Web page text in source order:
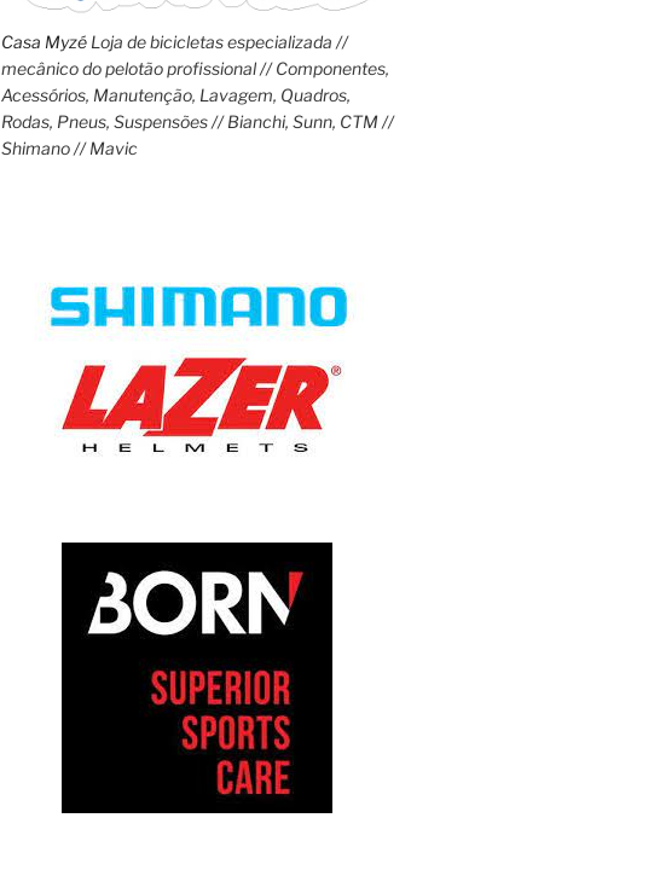
Casa MyzéLoja de bicicletas especializada //
mecânico do pelotão profissional // Componentes,
Acessórios, Manutenção, Lavagem, Quadros,
Rodas, Pneus, Suspensões // Bianchi, Sunn, CTM //
Shimano // Mavic